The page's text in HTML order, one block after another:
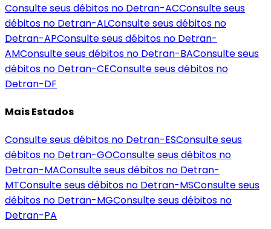
Consulte seus débitos no Detran-ACConsulte seus
débitos no Detran-ALConsulte seus débitos no
Detran-APConsulte seus débitos no Detran-
AMConsulte seus débitos no Detran-BAConsulte seus
débitos no Detran-CEConsulte seus débitos no
Detran-DF
Mais Estados
Consulte seus débitos no Detran-ESConsulte seus
débitos no Detran-GOConsulte seus débitos no
Detran-MAConsulte seus débitos no Detran-
MTConsulte seus débitos no Detran-MSConsulte seus
débitos no Detran-MGConsulte seus débitos no
Detran-PA